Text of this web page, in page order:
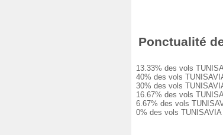
Ponctualité
13.33% des vols
40% des vols
30% des vols
16.67% des vols
6.67% des vols
0% des vols